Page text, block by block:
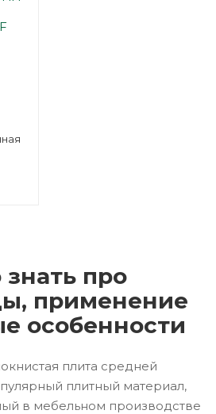
про
применение
особенности
плита средней
плитный материал,
в мебельном производстве